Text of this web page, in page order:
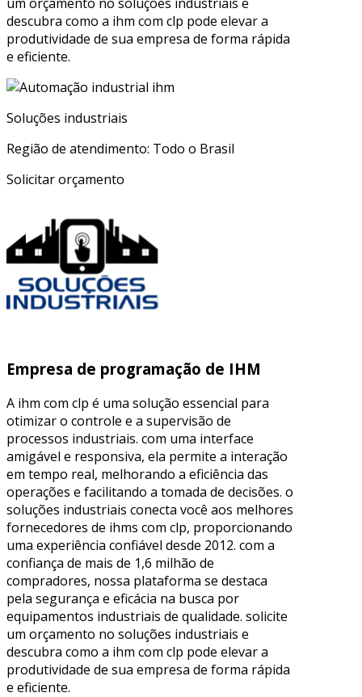
descubra como a ihm com clp pode elevar a
produtividade de sua empresa de forma rápida
e eficiente.
Soluções industriais
Região de atendimento: Todo o Brasil
Solicitar orçamento
Empresa de programação de IHM
A ihm com clp é uma solução essencial para
otimizar o controle e a supervisão de
processos industriais. com uma interface
amigável e responsiva, ela permite a interação
em tempo real, melhorando a eficiência das
operações e facilitando a tomada de decisões. o
soluções industriais conecta você aos melhores
fornecedores de ihms com clp, proporcionando
uma experiência confiável desde 2012. com a
confiança de mais de 1,6 milhão de
compradores, nossa plataforma se destaca
pela segurança e eficácia na busca por
equipamentos industriais de qualidade. solicite
um orçamento no soluções industriais e
descubra como a ihm com clp pode elevar a
produtividade de sua empresa de forma rápida
e eficiente.